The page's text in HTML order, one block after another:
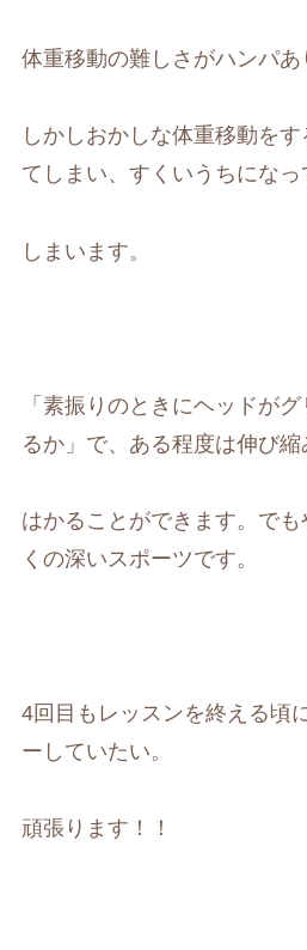
体重移動の難しさがハンパあ
しかしおかしな体重移動を
てしまい、すくいうちになっ
しまいます。
「素振りのときにヘッドが
るか」で、ある程度は伸び縮
はかることができます。で
くの深いスポーツです。
4回目もレッスンを終える頃
ーしていたい。
頑張ります！！